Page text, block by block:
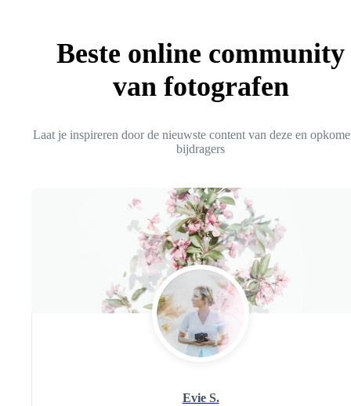
Beste online community
van fotografen
Laat je inspireren door de nieuwste content van deze en
bijdragers
Evie S.